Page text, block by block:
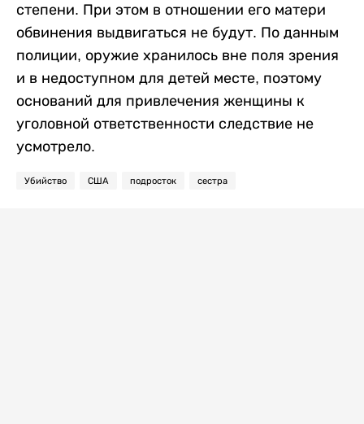
степени. При этом в отношении его матери
обвинения выдвигаться не будут. По данным
полиции, оружие хранилось вне поля зрения
и в недоступном для детей месте, поэтому
оснований для привлечения женщины к
уголовной ответственности следствие не
усмотрело.
Убийство США подросток сестра